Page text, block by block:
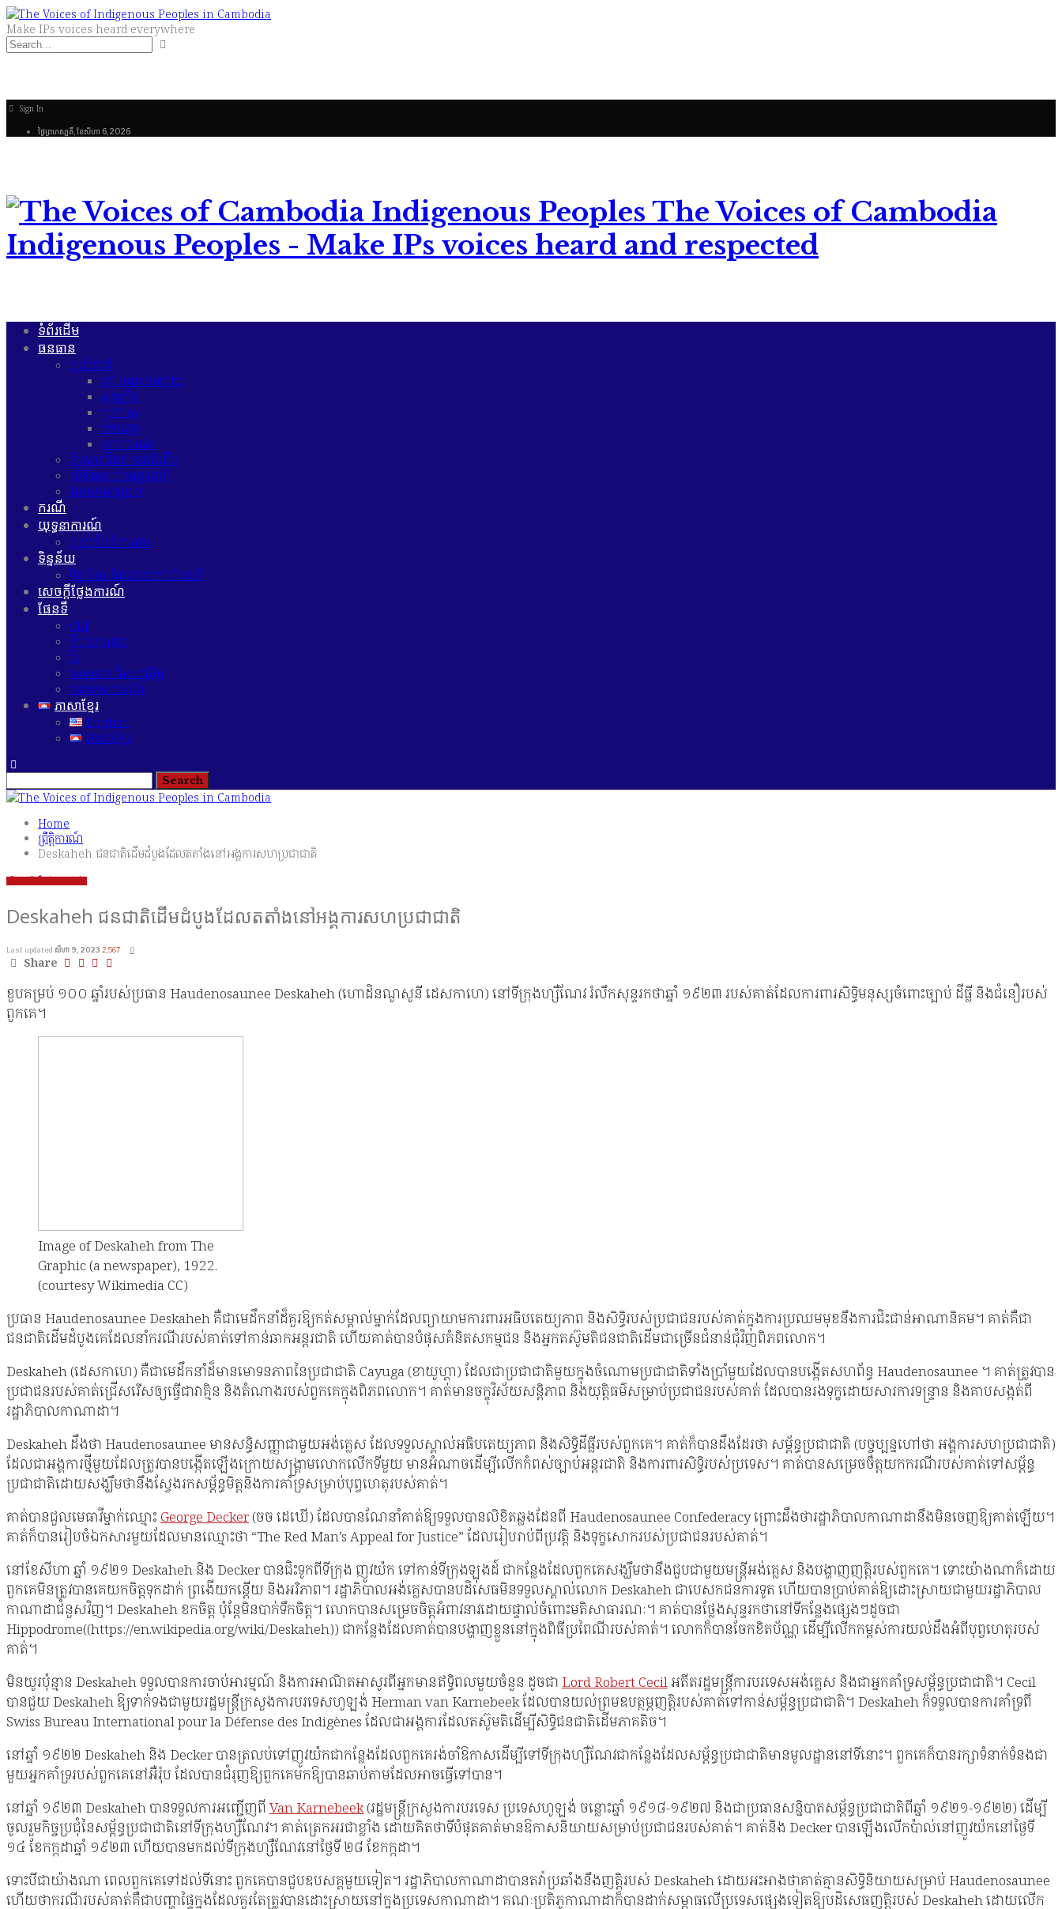
Make IPs voices heard everywhere
Sign In
ថ្ងៃ​ព្រហស្បតិ៍, ខែ​សីហា 6, 2026
The Voices of Cambodia
Indigenous Peoples - Make IPs voices heard and respected
ទំព័រដើម
ធនធាន
ច្បាប់ជាតិ
គោលនយោបាយ
អនុក្រឹត
ប្រកាស
បទបញ្ជា
សារាចរណ៍
ចំណេះដឹងជនជាតិដើម
លិខិតុបរណ៍អន្តរជាតិ
ឯកសារផ្សេងៗ
ករណី
យុទ្ធនាការណ៍
ច្បាប់តំបន់ការពារ
ទិន្នន័យ
ទិន្នន័យ និងរបាយកាណ៍ជាតិ
សេចក្ដីថ្លែងការណ៍
ផែនទី
CLT
តំបន់ការពារ
រ៉ែ
សម្បទានដីសេដ្ឋកិច្ច
អេកូទេសចរណ៍
ភាសាខ្មែរ
English
ភាសាខ្មែរ
Home
ព្រឹត្តិការណ៍
Deskaheh ជនជាតិដើមដំបូងដែលតតាំងនៅអង្គការសហប្រជាជាតិ
Deskaheh ជនជាតិដើមដំបូងដែលតតាំងនៅអង្គការសហប្រជាជាតិ
Last updated សីហា 9, 2023 2,567 0
Share
ខួបគម្រប់ ១០០ ឆ្នាំរបស់ប្រធាន Haudenosaunee Deskaheh (ហោដិនណូសូនី ដេសកាហេ) នៅទីក្រុងហ្សឺណែវ រំលឹកសុន្ទរកថាឆ្នាំ ១៩២៣ របស់គាត់ដែលការពារសិទ្ធិមនុស្សចំពោះច្បាប់ ដីធ្លី និងជំនឿរបស់
ពួកគេ។
Image of Deskaheh from The
Graphic (a newspaper), 1922.
(courtesy Wikimedia CC)
ប្រធាន Haudenosaunee Deskaheh គឺជាមេដឹកនាំដ៏គួរឱ្យកត់សម្គាល់ម្នាក់ដែលព្យាយាមការពារអធិបតេយ្យភាព និងសិទ្ធិរបស់ប្រជាជនរបស់គាត់ក្នុងការប្រឈមមុខនឹងការជិះជាន់អាណានិគម។ គាត់គឺជា
ជនជាតិដើមដំបូងគេដែលនាំករណីរបស់គាត់ទៅកាន់ឆាកអន្តរជាតិ ហើយគាត់បានបំផុសគំនិតសកម្មជន និងអ្នកតស៊ូមតិជនជាតិដើមជាច្រើនជំនាន់ជុំវិញពិភពលោក។
Deskaheh (ដេសកាហេ) គឺជាមេដឹកនាំដ៏មានមោទនភាពនៃប្រជាជាតិ Cayuga (ខាយូហ្គា) ដែលជាប្រជាជាតិមួយក្នុងចំណោមប្រជាជាតិទាំងប្រាំមួយដែលបានបង្កើតសហព័ន្ធ Haudenosaunee ។ គាត់​ត្រូវ​បាន​
ប្រជាជន​របស់​គាត់​ជ្រើសរើស​ឲ្យ​ធ្វើ​ជា​វាគ្មិន និង​តំណាង​របស់​ពួកគេ​ក្នុង​ពិភពលោក។ គាត់​មាន​ចក្ខុវិស័យ​សន្តិភាព និង​យុត្តិធម៌​សម្រាប់​ប្រជាជន​របស់​គាត់ ដែល​បាន​រង​ទុក្ខ​ដោយសារ​ការ​ទន្ទ្រាន និង​គាបសង្កត់​ពី​
រដ្ឋាភិបាល​កាណាដា។
Deskaheh ដឹងថា Haudenosaunee មានសន្ធិសញ្ញាជាមួយអង់គ្លេស ដែលទទួលស្គាល់អធិបតេយ្យភាព និងសិទ្ធិដីធ្លីរបស់ពួកគេ។ គាត់ក៏បានដឹងដែរថា សម្ព័ន្ធប្រជាជាតិ (បច្ចុប្បន្នហៅថា អង្គការសហប្រជាជាតិ)
ដែលជាអង្គការថ្មីមួយដែលត្រូវបានបង្កើតឡើងក្រោយសង្គ្រាមលោកលើកទីមួយ មានអំណាចដើម្បីលើកកំពស់ច្បាប់អន្តរជាតិ និងការពារសិទ្ធិរបស់ប្រទេស។ គាត់បានសម្រេចចិត្តយកករណីរបស់គាត់ទៅសម្ព័ន្ធ
ប្រជាជាតិដោយសង្ឃឹមថានឹងស្វែងរកសម្ព័ន្ធមិត្តនិងការគាំទ្រសម្រាប់បុព្វហេតុរបស់គាត់។
គាត់បានជួលមេធាវីម្នាក់ឈ្មោះ George Decker(ចច ដេឃើ) ដែលបានណែនាំគាត់ឱ្យទទួលបានលិខិតឆ្លងដែនពី Haudenosaunee Confederacy ព្រោះដឹងថារដ្ឋាភិបាលកាណាដានឹងមិនចេញឱ្យគាត់ឡើយ។
គាត់ក៏បានរៀបចំឯកសារមួយដែលមានឈ្មោះថា “The Red Man’s Appeal for Justice” ដែលរៀបរាប់ពីប្រវត្តិ និងទុក្ខសោករបស់ប្រជាជនរបស់គាត់។
នៅខែសីហា ឆ្នាំ ១៩២១ Deskaheh និង Decker បានជិះទូកពីទីក្រុង ញូវយ៉ក ទៅកាន់ទីក្រុងឡុងដ៍ ជាកន្លែងដែលពួកគេសង្ឃឹមថានឹងជួបជាមួយមន្ត្រីអង់គ្លេស និងបង្ហាញញត្តិរបស់ពួកគេ។ ទោះយ៉ាងណាក៏ដោយ
ពួកគេមិនត្រូវបានគេយកចិត្តទុកដាក់ ព្រងើយកន្តើយ និងអរិភាព។ រដ្ឋាភិបាលអង់គ្លេសបានបដិសេធមិនទទួលស្គាល់លោក Deskaheh ជាបេសកជនការទូត ហើយបានប្រាប់គាត់ឱ្យដោះស្រាយជាមួយរដ្ឋាភិបាល
កាណាដាជំនួសវិញ។ Deskaheh ខកចិត្ត ប៉ុន្តែមិនបាក់ទឹកចិត្ត។ លោក​បាន​សម្រេច​ចិត្ត​អំពាវនាវ​ដោយ​ផ្ទាល់​ចំពោះ​មតិ​សាធារណៈ។ គាត់បានថ្លែងសុន្ទរកថានៅទីកន្លែងផ្សេងៗដូចជា
Hippodrome((https://en.wikipedia.org/wiki/Deskaheh)) ជាកន្លែងដែលគាត់បានបង្ហាញខ្លួននៅក្នុងពិធីប្រពៃណីរបស់គាត់។ លោកក៏បានចែកខិតប័ណ្ណ ដើម្បីលើកកម្ពស់ការយល់ដឹងអំពីបុព្វហេតុរបស់
គាត់។
មិនយូរប៉ុន្មាន Deskaheh ទទួលបានការចាប់អារម្មណ៍ និងការអាណិតអាសូរពីអ្នកមានឥទ្ធិពលមួយចំនួន ដូចជា Lord Robert Cecil អតីតរដ្ឋមន្ត្រីការបរទេសអង់គ្លេស និងជាអ្នកគាំទ្រសម្ព័ន្ធប្រជាជាតិ។ Cecil
បានជួយ Deskaheh ឱ្យទាក់ទងជាមួយរដ្ឋមន្ត្រីក្រសួងការបរទេសហូឡង់ Herman van Karnebeek ដែលបានយល់ព្រមឧបត្ថម្ភញត្តិរបស់គាត់ទៅកាន់សម្ព័ន្ធប្រជាជាតិ។ Deskaheh ក៏ទទួលបានការគាំទ្រពី
Swiss Bureau International pour la Défense des Indigènes ដែលជាអង្គការដែលតស៊ូមតិដើម្បីសិទ្ធិជនជាតិដើមភាគតិច។
នៅឆ្នាំ ១៩២២ Deskaheh និង Decker បានត្រលប់ទៅញូវយ៉កជាកន្លែងដែលពួកគេរង់ចាំឱកាសដើម្បីទៅទីក្រុងហ្សឺណែវជាកន្លែងដែលសម្ព័ន្ធប្រជាជាតិមានមូលដ្ឋាននៅទីនោះ។ ពួកគេក៏បានរក្សាទំនាក់ទំនងជា
មួយអ្នកគាំទ្ររបស់ពួកគេនៅអឺរ៉ុប ដែលបានជំរុញឱ្យពួកគេមកឱ្យបានឆាប់តាមដែលអាចធ្វើទៅបាន។
នៅឆ្នាំ ១៩២៣ Deskaheh បានទទួលការអញ្ជើញពី Van Karnebeek(រដ្ឋមន្រ្តីក្រសួងការបរទេស ប្រទេសហូឡង់ ចន្លោះឆ្នាំ ១៩១៨-១៩២៧ និងជាប្រធានសន្និបាតសម្ព័ន្ធប្រជាជាតិពីឆ្នាំ ១៩២១-១៩២២) ដើម្បី
ចូលរួមកិច្ចប្រជុំនៃសម្ព័ន្ធប្រជាជាតិនៅទីក្រុងហ្សឺណែវ។ គាត់​ត្រេកអរ​ជាខ្លាំង ដោយ​គិតថា​ទីបំផុត​គាត់​មានឱកាស​និយាយ​សម្រាប់​ប្រជាជន​របស់គាត់​។ គាត់និង Decker បានឡើងលើកប៉ាល់នៅញូវយ៉កនៅថ្ងៃទី
១៤ ខែកក្កដាឆ្នាំ ១៩២៣ ហើយបានមកដល់ទីក្រុងហ្សឺណែវនៅថ្ងៃទី ២៨ ខែកក្កដា។
ទោះ​បី​ជា​យ៉ាង​ណា ពេល​ពួក​គេ​ទៅ​ដល់​ទី​នោះ ពួក​គេ​បាន​ជួប​ឧបសគ្គ​មួយ​ទៀត។ រដ្ឋាភិបាលកាណាដាបានតវ៉ាប្រឆាំងនឹងញត្តិរបស់ Deskaheh ដោយអះអាងថាគាត់គ្មានសិទ្ធិនិយាយសម្រាប់ Haudenosaunee
ហើយថាករណីរបស់គាត់គឺជាបញ្ហាផ្ទៃក្នុងដែលគួរតែត្រូវបានដោះស្រាយនៅក្នុងប្រទេសកាណាដា។ គណៈប្រតិភូកាណាដាក៏បានដាក់សម្ពាធលើប្រទេសផ្សេងទៀតឱ្យបដិសេធញត្តិរបស់ Deskaheh ដោយលើក